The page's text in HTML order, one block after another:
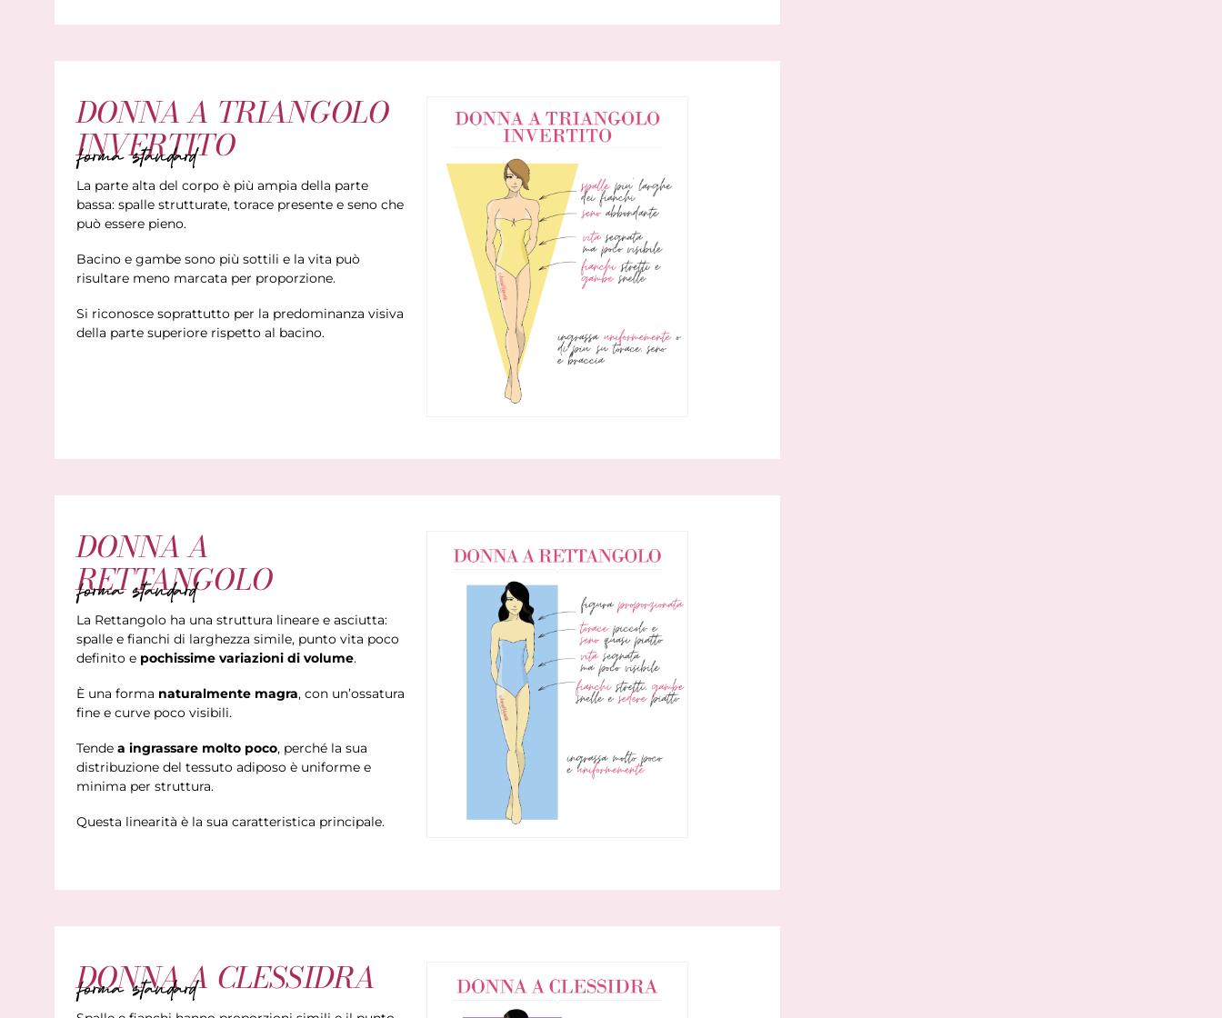
DONNA A TRIANGOLO
INVERTITO
forma standard
La parte alta del corpo è più ampia della parte
bassa: spalle strutturate, torace presente e seno che
può essere pieno.
Bacino e gambe sono più sottili e la vita può
risultare meno marcata per proporzione.
Si riconosce soprattutto per la predominanza visiva
della parte superiore rispetto al bacino.
DONNA A
RETTANGOLO
forma standard
La Rettangolo ha una struttura lineare e asciutta:
spalle e fianchi di larghezza simile, punto vita poco
definito e pochissime variazioni di volume.
È una forma naturalmente magra, con un’ossatura
fine e curve poco visibili.
Tende a ingrassare molto poco, perché la sua
distribuzione del tessuto adiposo è uniforme e
minima per struttura.
Questa linearità è la sua caratteristica principale.
DONNA A CLESSIDRA
forma standard